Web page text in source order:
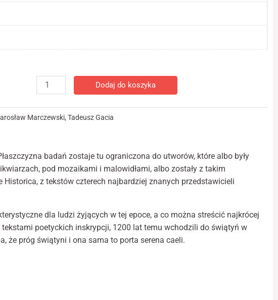
Maioris
epoki
karolińskiej.
Badania
przekłady
Dodaj do koszyka
Marczewski,Tadeusz Gacia
badań zostaje tu ograniczona do utworów, które albo były
pod mozaikami i malowidłami, albo zostały z takim
Historica, z tekstów czterech najbardziej znanych przedstawicieli
dla ludzi żyjących w tej epoce, a co można streścić najkrócej
poetyckich inskrypcji, 1200 lat temu wchodzili do świątyń w
że próg świątyni i ona sama to porta serena caeli.